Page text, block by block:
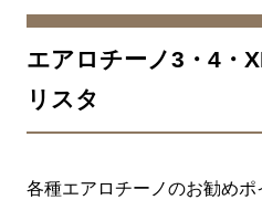
エアロチーノ3・4・
リスタ
各種エアロチーノのお勧め